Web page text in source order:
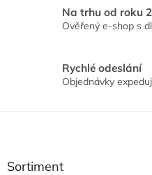
Na trhu od roku
Ověřený e-shop s
Rychlé odeslání
Objednávky
Z
Sortiment